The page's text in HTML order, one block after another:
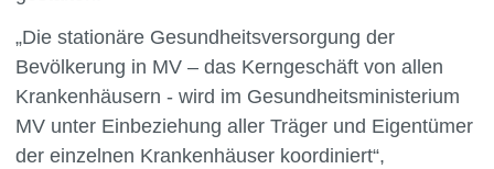
„Die stationäre Gesundheitsversorgung der
Bevölkerung in MV – das Kerngeschäft von allen
Krankenhäusern - wird im Gesundheitsministerium
MV unter Einbeziehung aller Träger und Eigentümer
der einzelnen Krankenhäuser koordiniert“,